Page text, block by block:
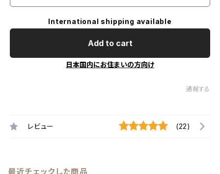
International shipping available
Add to cart
日本国内にお住まいの方向け
通報する
レビュー (22)
最近チェックした商品